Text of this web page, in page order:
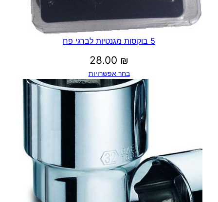
5 בוקסות מגנטיות לברגי פח
28.00 ₪
בחר אפשרויות